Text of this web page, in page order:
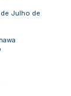
de Julho de